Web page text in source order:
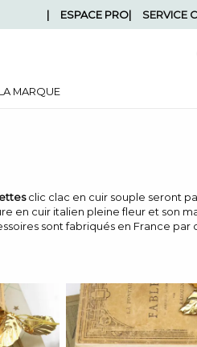
ESPACE PRO SERVICE
MARQUE
clic clac en cuir souple seront
en cuir italien pleine fleur et son
sont fabriqués en France par